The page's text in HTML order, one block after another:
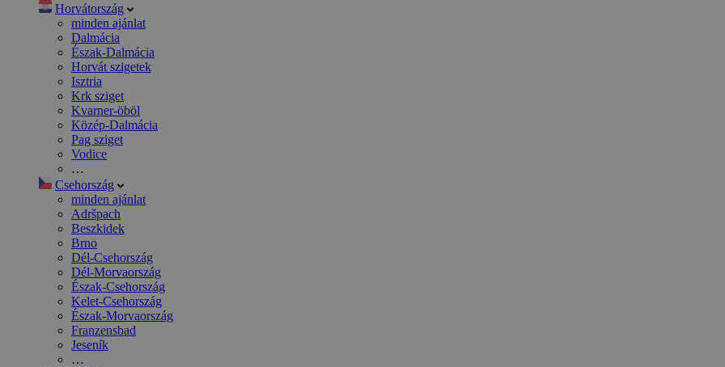
Horvátország
minden ajánlat
Dalmácia
Észak-Dalmácia
Horvát szigetek
Isztria
Krk sziget
Kvarner-öböl
Közép-Dalmácia
Pag sziget
Vodice
…
Csehország
minden ajánlat
Adršpach
Beszkidek
Brno
Dél-Csehország
Dél-Morvaország
Észak-Csehország
Kelet-Csehország
Észak-Morvaország
Franzensbad
Jeseník
…